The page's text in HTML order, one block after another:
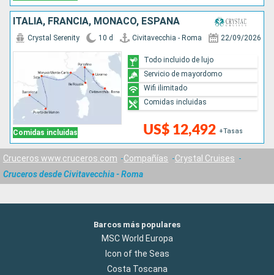
ITALIA, FRANCIA, MONACO, ESPAÑA
Comidas incluidas
Crystal Serenity 10 d Civitavecchia - Roma 22/09/2026
US$ 12,492 +Tasas
Todo incluido de lujo
Servicio de mayordomo
Wifi ilimitado
Comidas incluidas
Cruceros www.cruceros.com Compañías
Crystal Cruises
Cruceros desde Civitavecchia - Roma
Barcos más populares
MSC World Europa
Icon of the Seas
Costa Toscana